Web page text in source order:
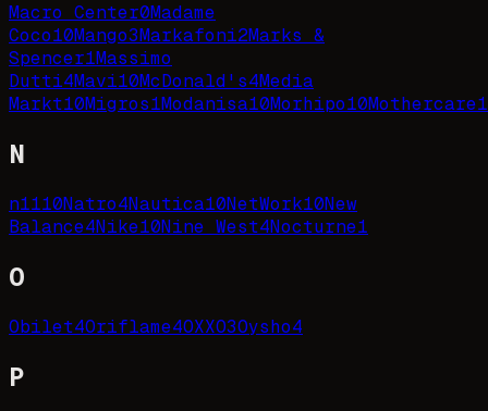
Macro Center0Madame
Coco10Mango3Markafoni2Marks &
Spencer1Massimo
Dutti4Mavi10McDonald's4Media
Markt10Migros1Modanisa10Morhipo10Mothercare1
N
n1110Natro4Nautica10NetWork10New
Balance4Nike10Nine West4Nocturne1
O
Obilet4Oriflame4OXXO3Oysho4
P